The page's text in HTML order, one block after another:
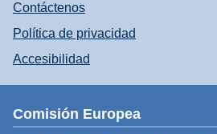
Contáctenos
Política de privacidad
Accesibilidad
Comisión Europea